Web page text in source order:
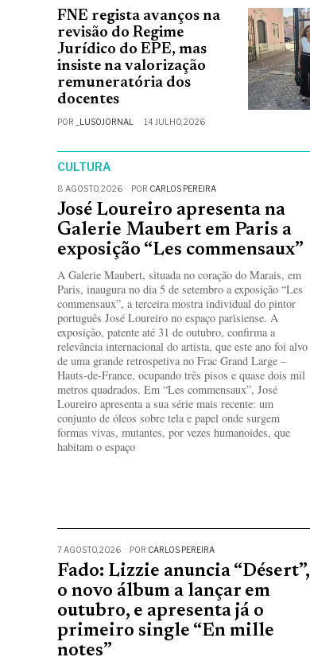
FNE regista avanços na
revisão do Regime
Jurídico do EPE, mas
insiste na valorização
remuneratória dos
docentes
POR _LUSOJORNAL 14 JULHO, 2026
CULTURA
8 AGOSTO, 2026 POR CARLOS PEREIRA
José Loureiro apresenta na
Galerie Maubert em Paris a
exposição “Les commensaux”
A Galerie Maubert, situada no coração do Marais, em
Paris, inaugura no dia 5 de setembro a exposição “Les
commensaux”, a terceira mostra individual do pintor
português José Loureiro no espaço parisiense. A
exposição, patente até 31 de outubro, confirma a
relevância internacional do artista, que este ano foi alvo
de uma grande retrospetiva no Frac Grand Large –
Hauts-de-France, ocupando três pisos e quase dois mil
metros quadrados. Em “Les commensaux”, José
Loureiro apresenta a sua série mais recente: um
conjunto de óleos sobre tela e papel onde surgem
formas vivas, mutantes, por vezes humanoides, que
habitam o espaço
7 AGOSTO, 2026 POR CARLOS PEREIRA
Fado: Lizzie anuncia “Désert”,
o novo álbum a lançar em
outubro, e apresenta já o
primeiro single “En mille
notes”